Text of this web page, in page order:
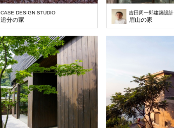
CASE DESIGN STUDIO
追分の家
吉田周一郎建築設計
眉山の家